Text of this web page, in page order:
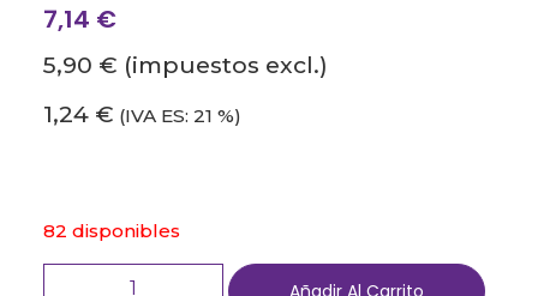
7,14 €
5,90 € (impuestos excl.)
1,24 € (IVA ES: 21 %)
82 disponibles
Añadir Al Carrito